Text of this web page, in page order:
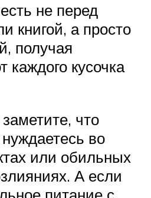
не перед
книгой, а просто
получая
каждого кусочка
что
во
или обильных
А если